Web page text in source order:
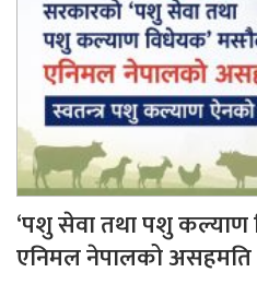
‘पशु सेवा तथा पशु कल्याण
एनिमल नेपालको असहमति